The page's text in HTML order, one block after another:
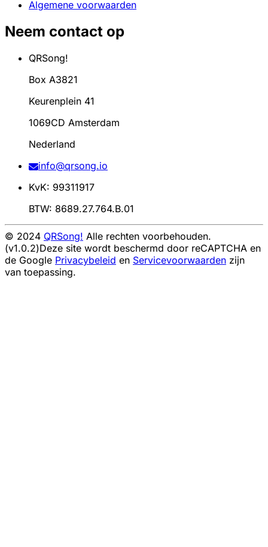
Algemene voorwaarden
Neem contact op
QRSong!
Box A3821
Keurenplein 41
1069CD Amsterdam
Nederland
info@qrsong.io
KvK: 99311917
BTW: 8689.27.764.B.01
© 2024 QRSong! Alle rechten voorbehouden.
(v1.0.2)Deze site wordt beschermd door reCAPTCHA en
de Google Privacybeleid en Servicevoorwaarden zijn
van toepassing.